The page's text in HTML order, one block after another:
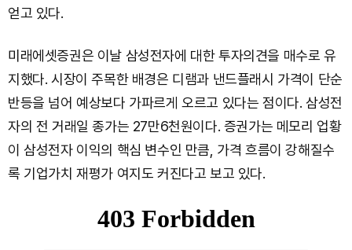
얻고 있다.
미래에셋증권은 이날 삼성전자에 대한 투자의견을 매수로 유
지했다. 시장이 주목한 배경은 디램과 낸드플래시 가격이 단순
반등을 넘어 예상보다 가파르게 오르고 있다는 점이다. 삼성전
자의 전 거래일 종가는 27만6천원이다. 증권가는 메모리 업황
이 삼성전자 이익의 핵심 변수인 만큼, 가격 흐름이 강해질수
록 기업가치 재평가 여지도 커진다고 보고 있다.